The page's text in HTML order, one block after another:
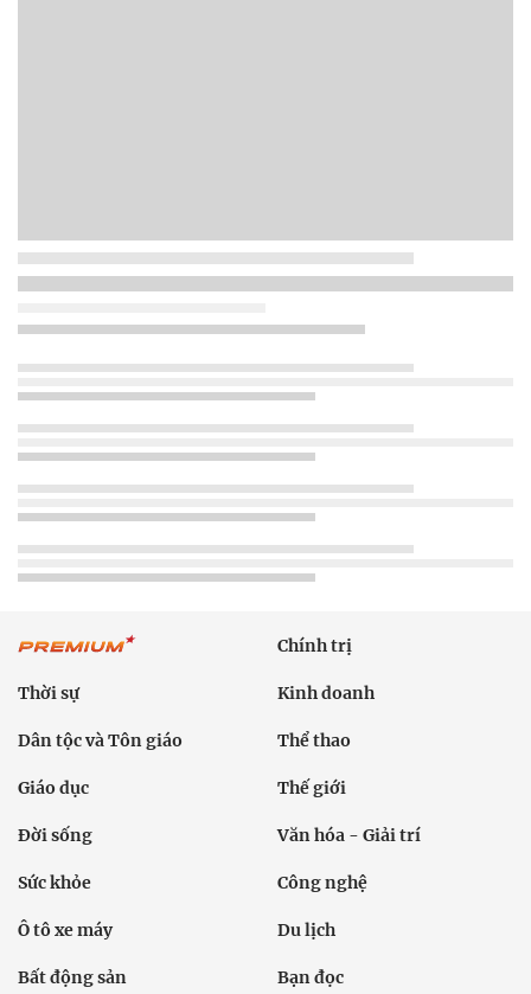
Chính trị
Thời sự Kinh doanh
Dân tộc và Tôn giáo Thể thao
Giáo dục Thế giới
Đời sống Văn hóa - Giải trí
Sức khỏe Công nghệ
Ô tô xe máy Du lịch
Bất động sản Bạn đọc